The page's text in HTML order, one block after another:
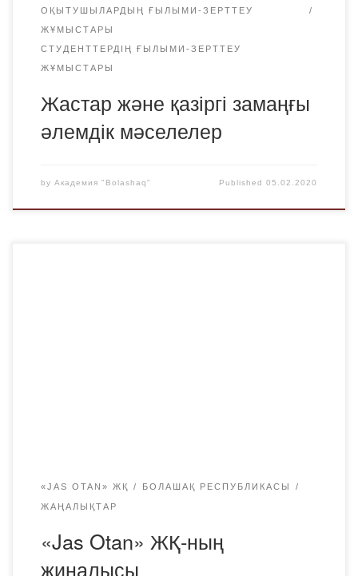
ОҚЫТУШЫЛАРДЫҢ ҒЫЛЫМИ-ЗЕРТТЕУ
ЖҰМЫСТАРЫ
СТУДЕНТТЕРДІҢ ҒЫЛЫМИ-ЗЕРТТЕУ
ЖҰМЫСТАРЫ
Жастар және қазіргі замаңғы
әлемдік мәселелер
by Академия "Bolashaq" Published05.02.2020
«JAS OTAN» ЖҚ БОЛАШАҚ РЕСПУБЛИКАСЫ
ЖАҢАЛЫҚТАР
«Jas Otan» ЖҚ-ның
жиналысы